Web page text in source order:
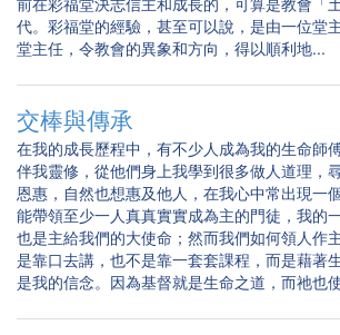
代。彩福堂的經驗，甚至可以說，是由一位堂
堂主任，令教會的異象和方向，得以順利地...
交棒與傳承
在我的成長歷程中，有不少人成為我的生命師
伴我靈修，從他們身上我學到很多做人道理，
恩惠，自然也想惠及他人，在我心中常出現一
能帶領至少一人真真實實成為主的門徒，我的
也是主給我們的大使命；然而我們如何領人作
是靠口去講，也不是靠一套套課程，而是藉著
是我的信念。因為基督就是生命之道，而祂也